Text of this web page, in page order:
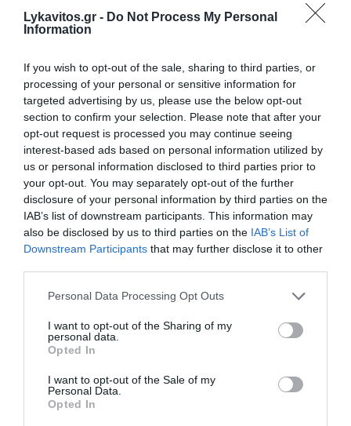
Lykavitos.gr - Do Not Process My Personal
Information
If you wish to opt-out of the sale, sharing to third parties, or
processing of your personal or sensitive information for
targeted advertising by us, please use the below opt-out
section to confirm your selection. Please note that after your
opt-out request is processed you may continue seeing
interest-based ads based on personal information utilized by
us or personal information disclosed to third parties prior to
your opt-out. You may separately opt-out of the further
disclosure of your personal information by third parties on the
IAB’s list of downstream participants. This information may
also be disclosed by us to third parties on the IAB’s List of
Downstream Participants that may further disclose it to other
Please note that this website/app uses one or more Google
not limited to your visit or usage behaviour. You may click to
grant or deny consent to Google and its third-party tags to
use your data for below specified purposes in below Google
consent section.
Personal Data Processing Opt Outs
I want to opt-out of the Sharing of my
personal data.
Opted In
I want to opt-out of the Sale of my
Personal Data.
Opted In
Τροχαίο με την εμπλοκή λεωφορείου και δύο
ΙΧ στον Πειραιά – Δύο τραυματίες
Τροχαίο ατύχημα σημειώθηκε το απόγευμα του
Σαββάτου στον Πειραιά με δύο τραυματίες.
Συγκεκριμένα δύο ΙΧ και ένα αστικό λεωφορείο
συγκρούστηκαν στην...
11 Ιουλίου 2026